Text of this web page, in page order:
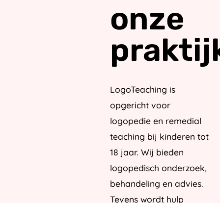
onze
LogoTeaching is
opgericht voor
logopedie en remedial
teaching bij kinderen tot
18 jaar. Wij bieden
logopedisch onderzoek,
behandeling en advies.
Tevens wordt hulp